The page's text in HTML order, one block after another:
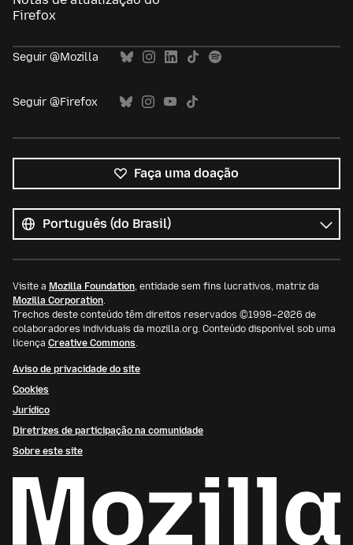
Firefox
Seguir @Mozilla
Seguir @Firefox
Faça uma doação
os
idiomas
Idioma
Visite a Mozilla Foundation, entidade sem fins lucrativos, matriz da
Mozilla Corporation.
Trechos deste conteúdo têm direitos reservados ©1998–2026 de
colaboradores individuais da mozilla.org. Conteúdo disponível sob uma
licença Creative Commons.
Aviso de privacidade do site
Cookies
Jurídico
Diretrizes de participação na comunidade
Sobre este site